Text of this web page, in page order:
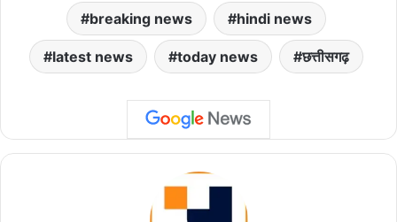
breaking news hindi news
latest news today news छत्तीसगढ़